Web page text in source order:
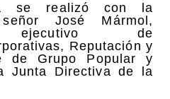
se realizó con la
José Mármol,
ejecutivo de
Reputación y
de Grupo Popular y
Junta Directiva de la